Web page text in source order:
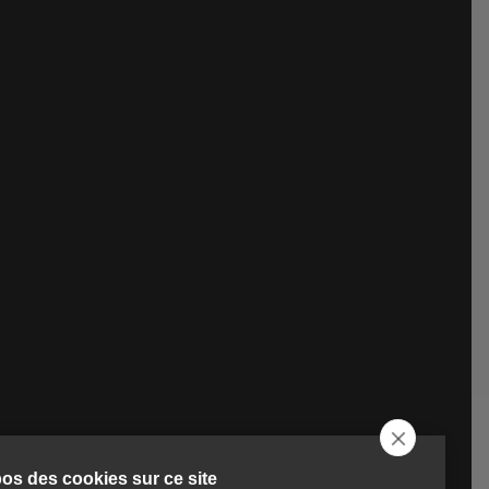
des cookies sur ce site